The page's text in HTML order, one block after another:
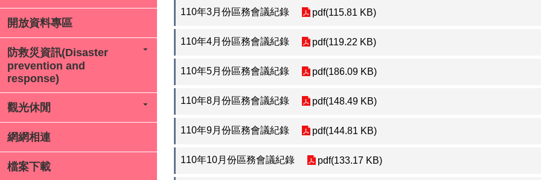
開放資料專區
防救災資訊(Disaster
prevention and
response)
觀光休閒
網網相連
檔案下載
110年3月份區務會議紀錄 pdf(115.81 KB)
110年4月份區務會議紀錄 pdf(119.22 KB)
110年5月份區務會議紀錄 pdf(186.09 KB)
110年8月份區務會議紀錄 pdf(148.49 KB)
110年9月份區務會議紀錄 pdf(144.81 KB)
110年10月份區務會議紀錄 pdf(133.17 KB)